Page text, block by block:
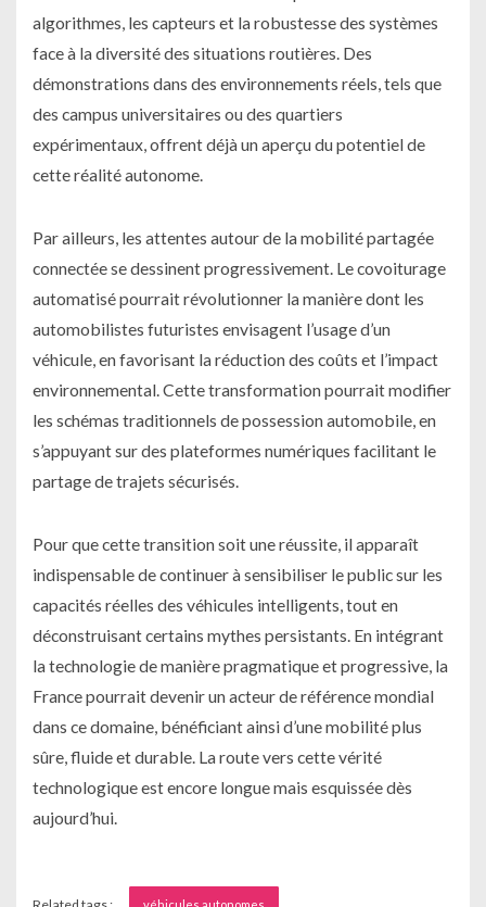
algorithmes, les capteurs et la robustesse des systèmes
face à la diversité des situations routières. Des
démonstrations dans des environnements réels, tels que
des campus universitaires ou des quartiers
expérimentaux, offrent déjà un aperçu du potentiel de
cette réalité autonome.
Par ailleurs, les attentes autour de la mobilité partagée
connectée se dessinent progressivement. Le covoiturage
automatisé pourrait révolutionner la manière dont les
automobilistes futuristes envisagent l’usage d’un
véhicule, en favorisant la réduction des coûts et l’impact
environnemental. Cette transformation pourrait modifier
les schémas traditionnels de possession automobile, en
s’appuyant sur des plateformes numériques facilitant le
partage de trajets sécurisés.
Pour que cette transition soit une réussite, il apparaît
indispensable de continuer à sensibiliser le public sur les
capacités réelles des véhicules intelligents, tout en
déconstruisant certains mythes persistants. En intégrant
la technologie de manière pragmatique et progressive, la
France pourrait devenir un acteur de référence mondial
dans ce domaine, bénéficiant ainsi d’une mobilité plus
sûre, fluide et durable. La route vers cette vérité
technologique est encore longue mais esquissée dès
aujourd’hui.